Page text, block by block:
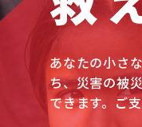
あなたの小さ
ち、災害の被
できます。ご